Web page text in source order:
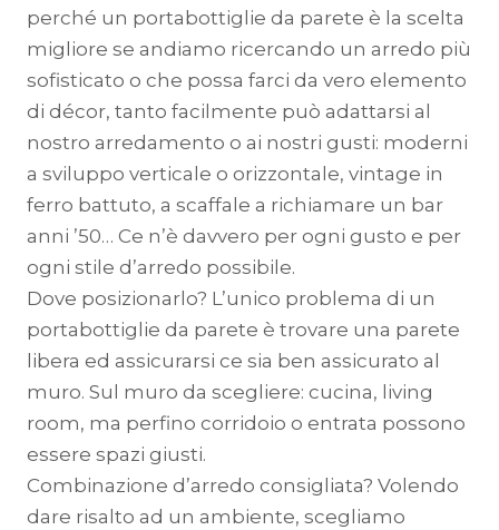
perché un portabottiglie da parete è la scelta
migliore se andiamo ricercando un arredo più
sofisticato o che possa farci da vero elemento
di décor, tanto facilmente può adattarsi al
nostro arredamento o ai nostri gusti: moderni
a sviluppo verticale o orizzontale, vintage in
ferro battuto, a scaffale a richiamare un bar
anni ’50… Ce n’è davvero per ogni gusto e per
ogni stile d’arredo possibile.
Dove posizionarlo? L’unico problema di un
portabottiglie da parete è trovare una parete
libera ed assicurarsi ce sia ben assicurato al
muro. Sul muro da scegliere: cucina, living
room, ma perfino corridoio o entrata possono
essere spazi giusti.
Combinazione d’arredo consigliata? Volendo
dare risalto ad un ambiente, scegliamo